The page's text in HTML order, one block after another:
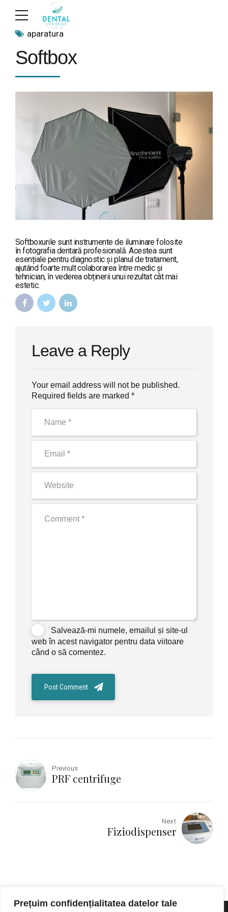
Prețuim confidențialitatea datelor tale
aparatura
Softbox
Softboxurile sunt instrumente de iluminare folosite
în fotografia dentară profesională. Acestea sunt
esențiale pentru diagnostic și planul de tratament,
ajutând foarte mult colaborarea între medic și
tehnician, în vederea obținerii unui rezultat cât mai
estetic.
Leave a Reply
Your email address will not be published.
Required fields are marked *
Salvează-mi numele, emailul și site-ul
web în acest navigator pentru data viitoare
când o să comentez.
Post Comment
Previous
PRF centrifuge
Next
Fiziodispenser